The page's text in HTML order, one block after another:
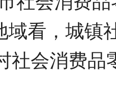
域看，城镇
社会消费品